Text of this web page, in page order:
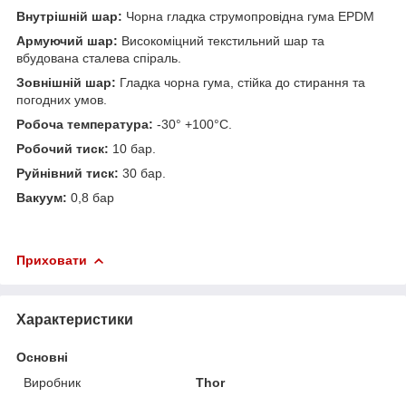
Внутрішній шар: Чорна гладка струмопровідна гума EPDM
Армуючий шар: Високоміцний текстильний шар та
вбудована сталева спіраль.
Зовнішній шар: Гладка чорна гума, стійка до стирання та
погодних умов.
Робоча температура: -30° +100°C.
Робочий тиск: 10 бар.
Руйнівний тиск: 30 бар.
Вакуум: 0,8 бар
Приховати
Характеристики
Основні
Виробник
Thor